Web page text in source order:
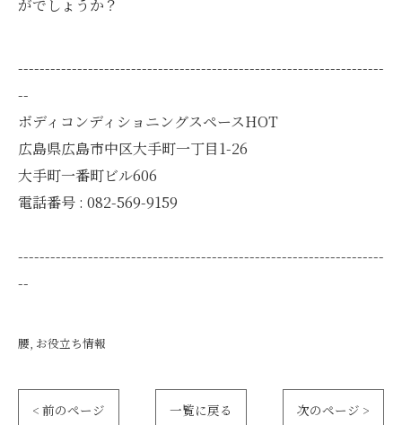
がでしょうか？
--------------------------------------------------------------------
--
ボディコンディショニングスペースHOT
広島県広島市中区大手町一丁目1-26
大手町一番町ビル606
電話番号 : 082-569-9159
--------------------------------------------------------------------
--
腰 お役立ち情報
< 前のページ 一覧に戻る 次のページ >